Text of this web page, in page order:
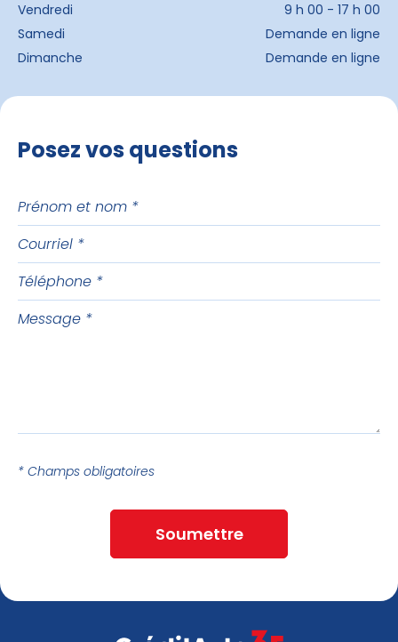
Vendredi
9 h 00 - 17 h 00
Samedi
Demande en ligne
Dimanche
Demande en ligne
Posez vos questions
Prénom
nom
Courriel
Téléphone
Message
* Champs obligatoires
Soumettre